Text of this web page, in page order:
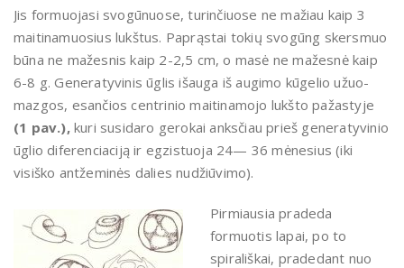
Jis formuojasi svogūnuose, turinčiuose ne mažiau kaip 3
maitinamuosius lukštus. Paprąstai tokių svogūng skersmuo
būna ne mažesnis kaip 2-2,5 cm, o masė ne mažesnė kaip
6-8 g. Generatyvinis ūglis išauga iš augimo kūgelio užuo­
mazgos, esančios centrinio maitinamojo lukšto pažastyje
(1 pav.), kuri susidaro gerokai anksčiau prieš generatyvinio
ūglio diferenciaciją ir egzistuoja 24— 36 mėnesius (iki
visiško antžeminės da­lies nudžiūvimo).
Pirmiausia pradeda
formuotis lapai, po to
spirališkai, pradedant nuo